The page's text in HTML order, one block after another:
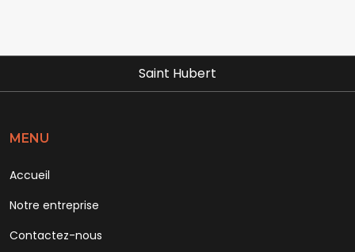
Saint Hubert
MENU
Accueil
Notre entreprise
Contactez-nous